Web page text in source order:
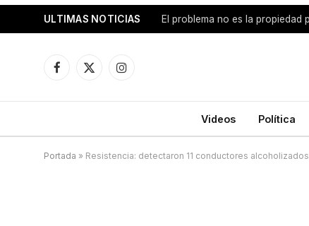
ULTIMAS NOTICIAS
Facebook
X
Instagram
Videos Política
Portada » Resistencia: detectaron 11 conductores alcoholizados